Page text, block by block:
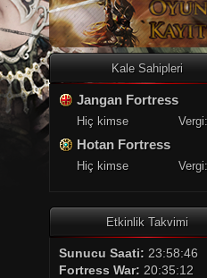
Kale Sahipleri
Jangan Fortress
Hiç kimse
Hotan Fortress
Hiç kimse
Etkinlik Takvimi
Sunucu Saati: 23:58:46
Fortress War: 20:35:12